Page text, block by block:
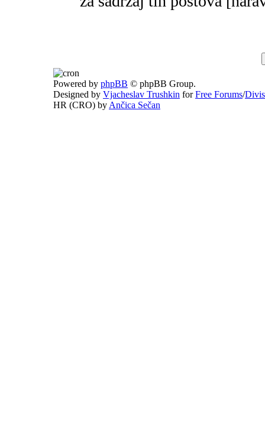
Powered by phpBB © phpBB Group.
Designed by Vjacheslav Trushkin forFree Forums/
HR (CRO) by Ančica Sečan